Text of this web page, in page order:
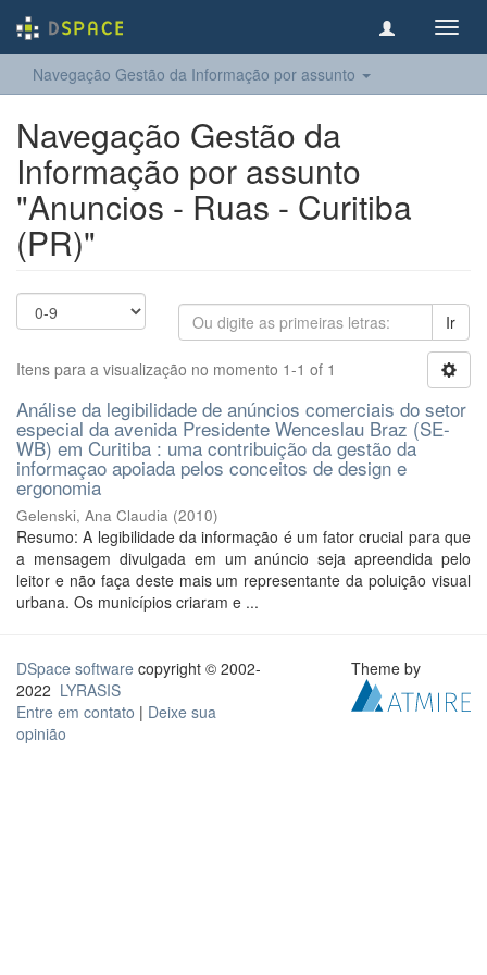
Navegação Gestão da Informação por assunto
Navegação Gestão da
Informação por assunto
"Anuncios - Ruas - Curitiba
(PR)"
Ir
Itens para a visualização no momento 1-1 of 1
Análise da legibilidade de anúncios comerciais do setor
especial da avenida Presidente Wenceslau Braz (SE-
WB) em Curitiba : uma contribuição da gestão da
informaçao apoiada pelos conceitos de design e
ergonomia
Gelenski, Ana Claudia (2010)
Resumo: A legibilidade da informação é um fator crucial para que
a mensagem divulgada em um anúncio seja apreendida pelo
leitor e não faça deste mais um representante da poluição visual
urbana. Os municípios criaram e ...
DSpace software copyright © 2002-
2022 LYRASIS
Entre em contato | Deixe sua
opinião
Theme by